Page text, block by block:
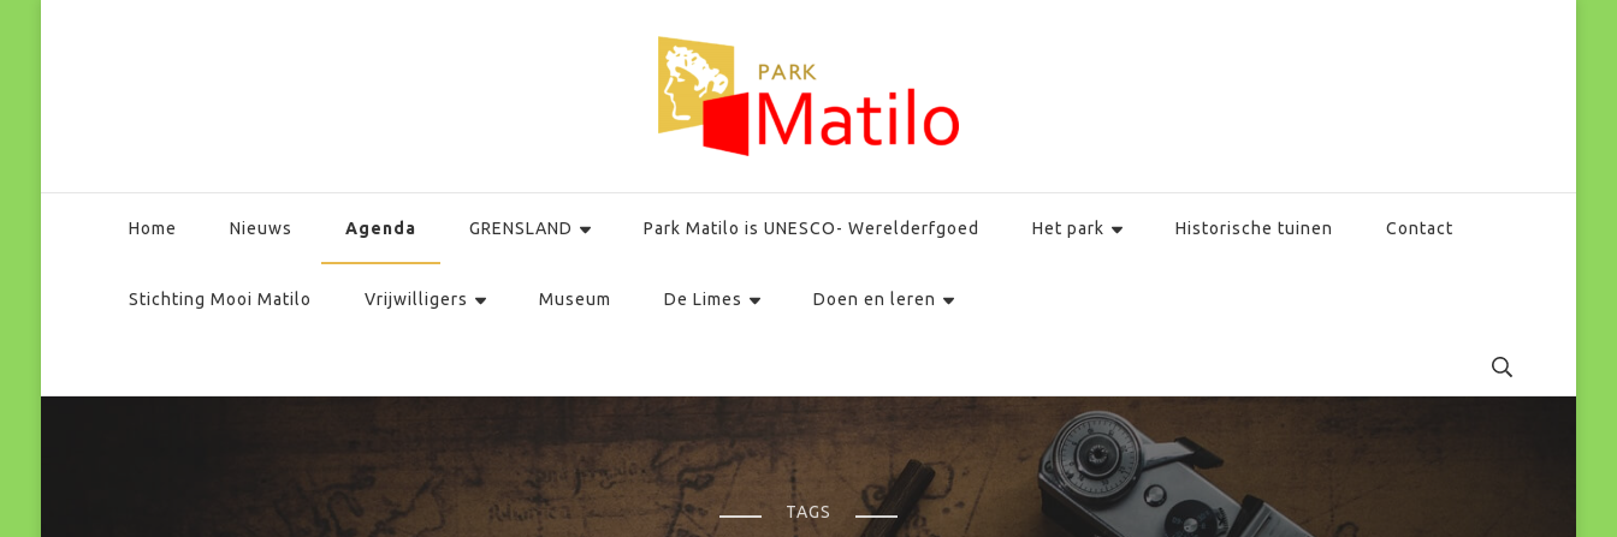
Home Nieuws Agenda GRENSLAND Park Matilo is UNESCO- Werelderfgoed Het park Historische tuinen Contact
Stichting Mooi Matilo Vrijwilligers Museum De Limes Doen en leren
TAGS